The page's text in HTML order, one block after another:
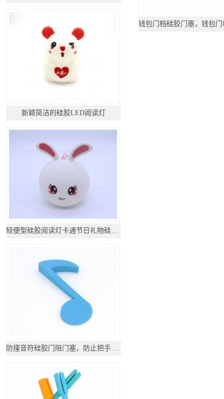
新颖简洁的硅胶LED阅读灯
轻便型硅胶阅读灯卡通节日礼物硅胶灯
防撞音符硅胶门阻门塞，防止把手碰撞墙壁_硅胶